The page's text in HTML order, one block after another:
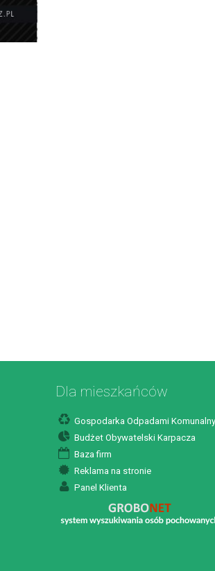
Dla mieszkańców
Gospodarka Odpadami
Budżet Obywatelski Karpacza
Baza firm
Reklama na stronie
Panel Klienta